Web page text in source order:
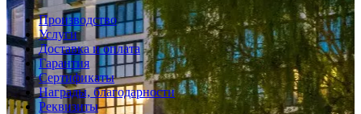
Производство
Услуги
Доставка и оплата
Гарантия
Сертификаты
Награды, благодарности
Реквизиты